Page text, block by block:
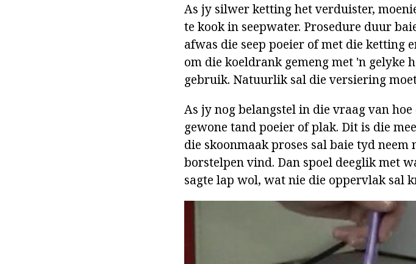
As jy silwer ketting het verduister,
te kook in seepwater. Prosedure duur
afwas die seep poeier of met die ketting
om die koeldrank gemeng met 'n gelyke
gebruik. Natuurlik sal die versiering
As jy nog belangstel in die vraag van
gewone tand poeier of plak. Dit is die
die skoonmaak proses sal baie tyd neem
borstelpen vind. Dan spoel deeglik met
sagte lap wol, wat nie die oppervlak sal